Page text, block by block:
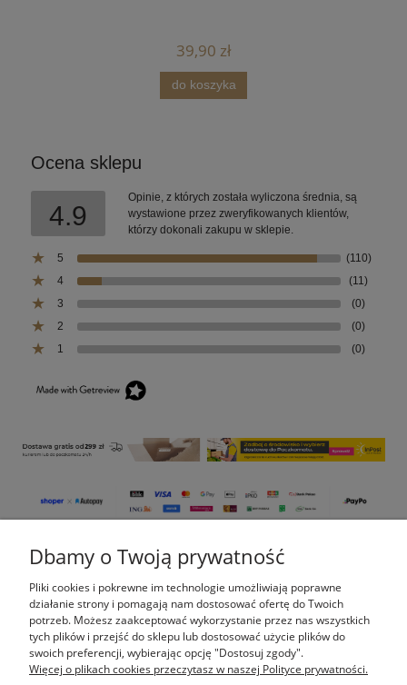
39,90 zł
do koszyka
Ocena sklepu
4.9
Opinie, z których została wyliczona średnia, są
wystawione przez zweryfikowanych klientów,
którzy dokonali zakupu w sklepie.
5
(110)
4
(11)
3
(0)
2
(0)
1
(0)
Pomoc
Moje konto
Płatności i dostawa
Dbamy o Twoją prywatność
Pliki cookies i pokrewne im technologie umożliwiają poprawne
działanie strony i pomagają nam dostosować ofertę do Twoich
potrzeb. Możesz zaakceptować wykorzystanie przez nas wszystkich
tych plików i przejść do sklepu lub dostosować użycie plików do
swoich preferencji, wybierając opcję "Dostosuj zgody".
Więcej o plikach cookies przeczytasz w naszej Polityce prywatności.